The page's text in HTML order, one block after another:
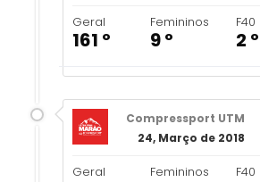
Geral
161 º
Femininos
9 º
F40
2 º
Compressport UTM
24, Março de 2018
Geral Femininos F40